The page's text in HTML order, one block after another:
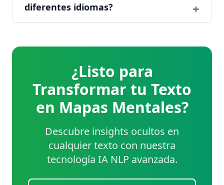
diferentes idiomas?
¿Listo para
Transformar tu Texto
en Mapas Mentales?
Descubre insights ocultos en
cualquier texto con nuestra
tecnología IA NLP avanzada.